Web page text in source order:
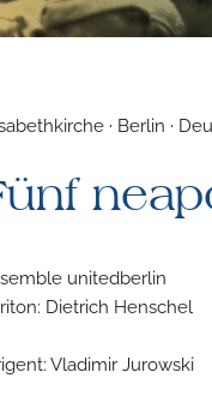
· Berlin ·
unitedberlin
Dietrich Henschel
Vladimir Jurowski